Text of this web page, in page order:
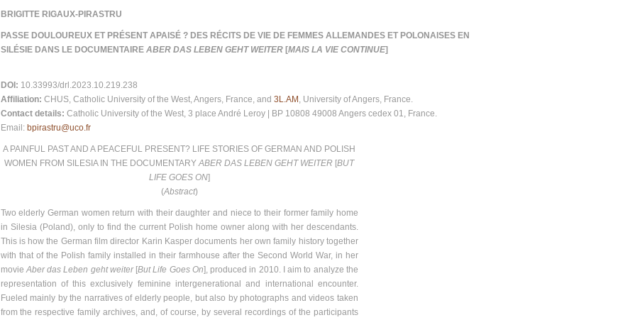
BRIGITTE RIGAUX-PIRASTRU
PASSE DOULOUREUX ET PRÉSENT APAISÉ ? DES RÉCITS DE VIE DE FEMMES ALLEMANDES ET POLONAISES EN
SILÉSIE DANS LE DOCUMENTAIRE ABER DAS LEBEN GEHT WEITER [MAIS LA VIE CONTINUE]
DOI: 10.33993/drl.2023.10.219.238
Affiliation: CHUS, Catholic University of the West, Angers, France, and 3L.AM , University of Angers, France.
Contact details: Catholic University of the West, 3 place André Leroy | BP 10808 49008 Angers cedex 01, France.
Email: bpirastru@uco.fr
A PAINFUL PAST AND A PEACEFUL PRESENT? LIFE STORIES OF GERMAN AND POLISH
WOMEN FROM SILESIA IN THE DOCUMENTARYABER DAS LEBEN GEHT WEITER [BUT
LIFE GOES ON]
(Abstract)
Two elderly German women return with their daughter and niece to their former family home
in Silesia (Poland), only to find the current Polish home owner along with her descendants.
This is how the German film director Karin Kasper documents her own family history together
with that of the Polish family installed in their farmhouse after the Second World War, in her
movieAber das Leben geht weiter [But Life Goes On], produced in 2010. I aim to analyze the
representation of this exclusively feminine intergenerational and international encounter.
Fueled mainly by the narratives of elderly people, but also by photographs and videos taken
from the respective family archives, and, of course, by several recordings of the participants